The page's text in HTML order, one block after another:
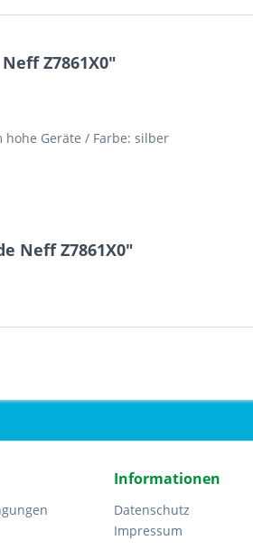
Z7861X0"
Geräte / Farbe: silber
Neff Z7861X0"
Informationen
Datenschutz
Impressum